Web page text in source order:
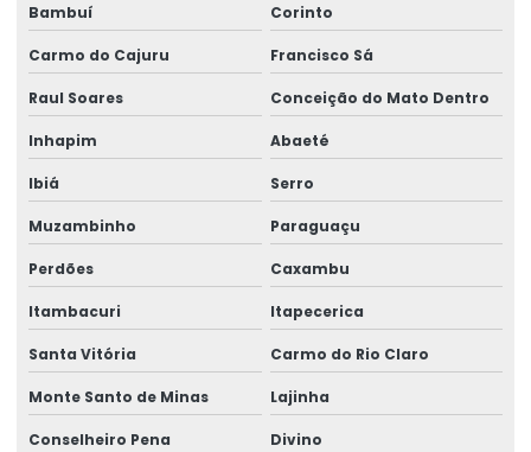
Bambuí Corinto
Carmo do Cajuru Francisco Sá
Raul Soares Conceição do Mato Dentro
Inhapim Abaeté
Ibiá Serro
Muzambinho Paraguaçu
Perdões Caxambu
Itambacuri Itapecerica
Santa Vitória Carmo do Rio Claro
Monte Santo de Minas Lajinha
Conselheiro Pena Divino